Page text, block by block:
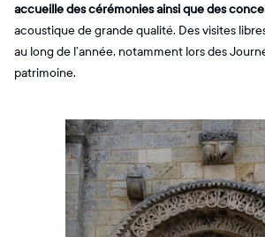
accueille des cérémonies ainsi que des
acoustique de grande qualité. Des visites
au long de l’année, notamment lors des
patrimoine.